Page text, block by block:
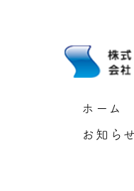
ホーム
お知ら